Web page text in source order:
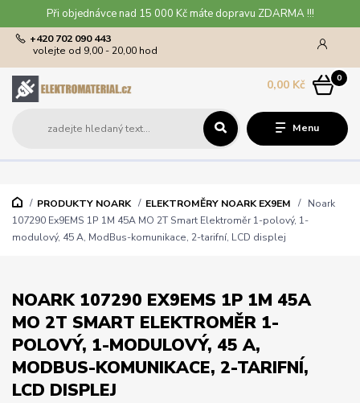
Při objednávce nad 15 000 Kč máte dopravu ZDARMA !!!
Menu
+420 702 090 443
volejte od 9,00 - 20,00 hod
0
0,00 Kč
PRODUKTY NOARK ELEKTROMĚRY NOARK EX9EM
Noark
107290 Ex9EMS 1P 1M 45A MO 2T Smart Elektroměr 1-polový, 1-
modulový, 45 A, ModBus-komunikace, 2-tarifní, LCD displej
NOARK 107290 EX9EMS 1P 1M 45A
MO 2T SMART ELEKTROMĚR 1-
POLOVÝ, 1-MODULOVÝ, 45 A,
MODBUS-KOMUNIKACE, 2-TARIFNÍ,
LCD DISPLEJ